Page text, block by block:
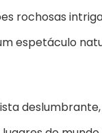
rochosas
espetáculo